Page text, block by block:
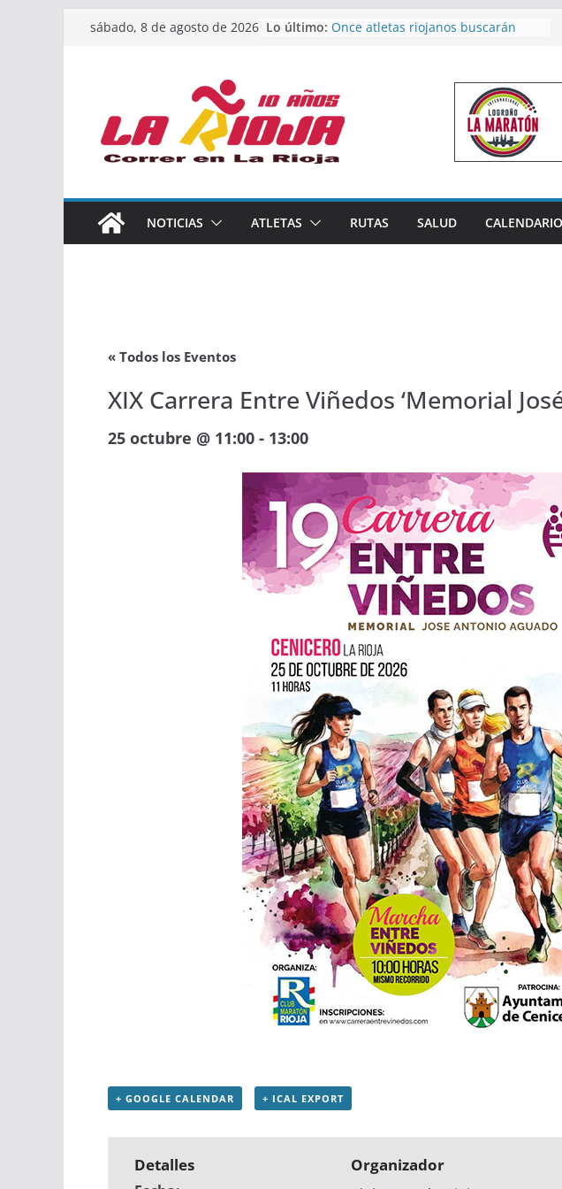
Saltarsábado, 8 de agosto de 2026 Lo último: Once atletas riojanos buscarán
Un bronce en 4×400 y tres puestos
de finalista cierran la participación
riojana en en Nacional de Málaga
El equipo femenino del Tritones
Rioja alcanza el podio nacional de
Acuatlón en Calahorra
España absoluto en Disco
Calahorra acoge este fin de semana
NOTICIAS ATLETAS RUTAS SALUD CALENDARIO
« Todos los Eventos
XIX Carrera Entre Viñedos ‘Memorial
25 octubre @ 11:00 - 13:00
+ GOOGLE CALENDAR + ICAL EXPORT
Detalles Organizador